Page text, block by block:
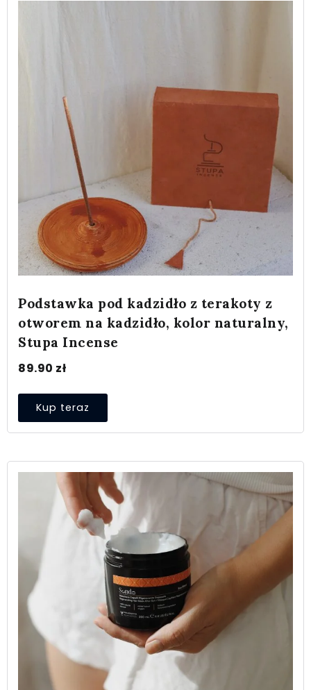
Podstawka pod kadzidło z terakoty z
otworem na kadzidło, kolor naturalny,
Stupa Incense
89.90 zł
Kup teraz